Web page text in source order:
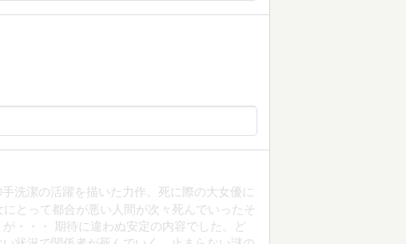
洗潔の活躍を描いた力作。死に際の大女優に
とって都合が悪い人間が次々死んでいったそ
・・・ 期待に違わぬ安定の内容でした。ど